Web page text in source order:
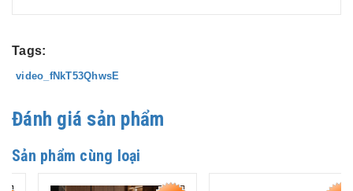
Tags:
video_fNkT53QhwsE
Đánh giá sản phẩm
Sản phẩm cùng loại